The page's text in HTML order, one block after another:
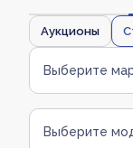
Аукционы
Выберите
Выберите